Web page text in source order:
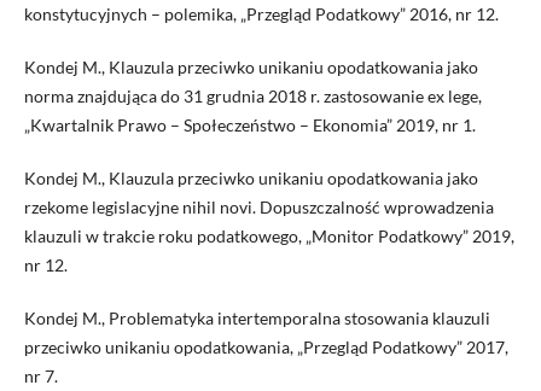
konstytucyjnych – polemika, „Przegląd Podatkowy” 2016, nr 12.
Kondej M., Klauzula przeciwko unikaniu opodatkowania jako
norma znajdująca do 31 grudnia 2018 r. zastosowanie ex lege,
„Kwartalnik Prawo – Społeczeństwo – Ekonomia” 2019, nr 1.
Kondej M., Klauzula przeciwko unikaniu opodatkowania jako
rzekome legislacyjne nihil novi. Dopuszczalność wprowadzenia
klauzuli w trakcie roku podatkowego, „Monitor Podatkowy” 2019,
nr 12.
Kondej M., Problematyka intertemporalna stosowania klauzuli
przeciwko unikaniu opodatkowania, „Przegląd Podatkowy” 2017,
nr 7.